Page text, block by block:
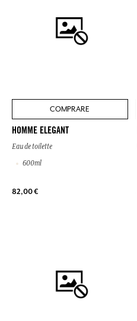
COMPRARE
HOMME ELEGANT
Eau de toilette
600ml
82,00 €